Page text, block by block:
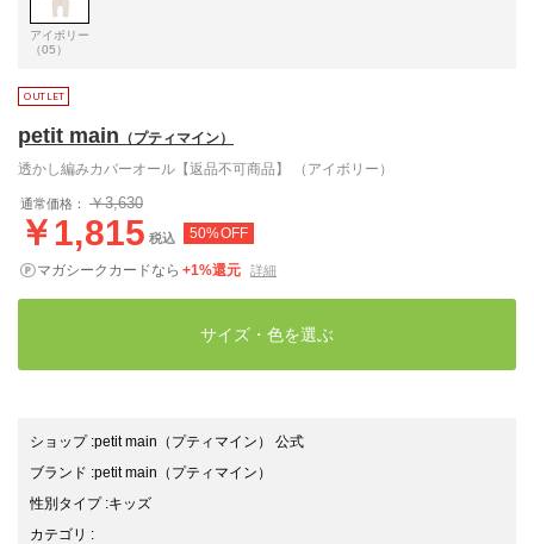
アイボリー
（05）
petit main （プティマイン）
透かし編みカバーオール【返品不可商品】 （アイボリー）
通常価格： ￥3,630
￥1,815 税込 50%OFF
マガシークカードなら +1%還元 詳細
サイズ・色を選ぶ
ショップ:petit main（プティマイン） 公式
ブランド :petit main （プティマイン）
性別タイプ:キッズ
カテゴリ :